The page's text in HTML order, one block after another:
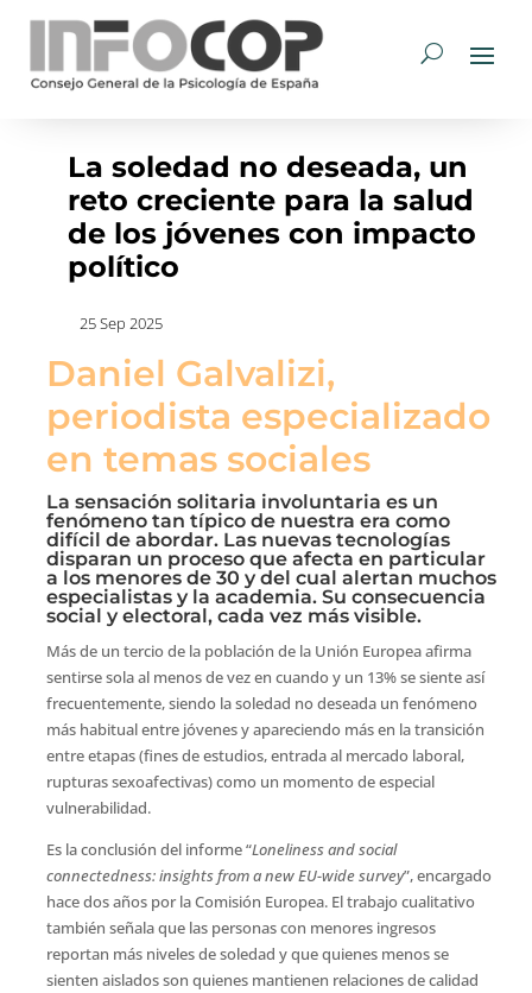
La soledad no deseada, un
reto creciente para la salud
de los jóvenes con impacto
político
25 Sep 2025
Daniel Galvalizi,
periodista especializado
en temas sociales
La sensación solitaria involuntaria es un
fenómeno tan típico de nuestra era como
difícil de abordar. Las nuevas tecnologías
disparan un proceso que afecta en particular
a los menores de 30 y del cual alertan muchos
especialistas y la academia. Su consecuencia
social y electoral, cada vez más visible.
Más de un tercio de la población de la Unión Europea afirma
sentirse sola al menos de vez en cuando y un 13% se siente así
frecuentemente, siendo la soledad no deseada un fenómeno
más habitual entre jóvenes y apareciendo más en la transición
entre etapas (fines de estudios, entrada al mercado laboral,
rupturas sexoafectivas) como un momento de especial
vulnerabilidad.
Es la conclusión del informe “Loneliness and social
connectedness: insights from a new EU-wide survey”, encargado
hace dos años por la Comisión Europea. El trabajo cualitativo
también señala que las personas con menores ingresos
reportan más niveles de soledad y que quienes menos se
sienten aislados son quienes mantienen relaciones de calidad